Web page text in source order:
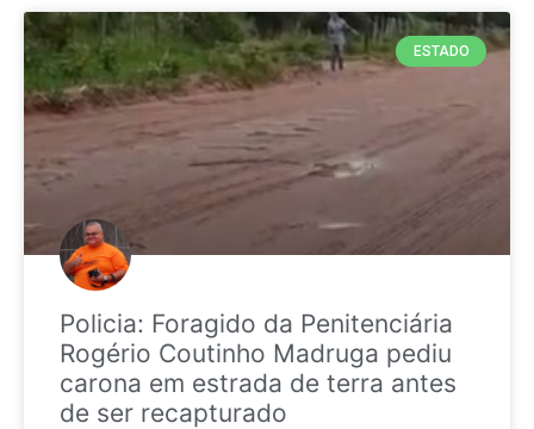
ESTADO
Policia: Foragido da Penitenciária
Rogério Coutinho Madruga pediu
carona em estrada de terra antes
de ser recapturado